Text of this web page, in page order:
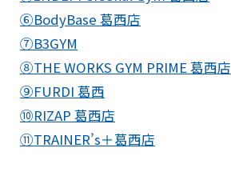
⑥BodyBase 葛西店
⑦B3GYM
⑧THE WORKS GYM PRIME 葛西店
⑨FURDI 葛西
⑩RIZAP 葛西店
⑪TRAINER’s＋葛西店